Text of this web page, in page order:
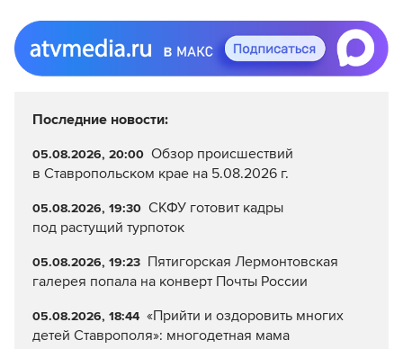
Последние новости:
05.08.2026, 20:00 Обзор происшествий
в Ставропольском крае на 5.08.2026 г.
05.08.2026, 19:30 СКФУ готовит кадры
под растущий турпоток
05.08.2026, 19:23 Пятигорская Лермонтовская
галерея попала на конверт Почты России
05.08.2026, 18:44 «Прийти и оздоровить многих
детей Ставрополя»: многодетная мама